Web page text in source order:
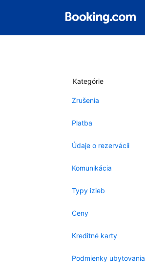
Kategórie
Zrušenia
Platba
Údaje o rezervácii
Komunikácia
Typy izieb
Ceny
Kreditné karty
Podmienky ubytovania